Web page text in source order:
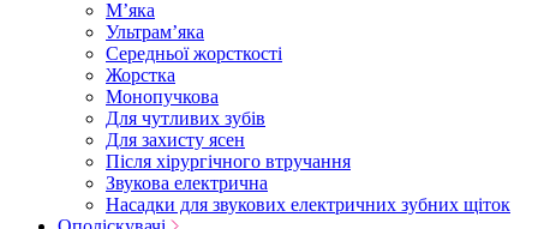
Мʼяка
Ультрамʼяка
Середньої жорсткості
Жорстка
Монопучкова
Для чутливих зубів
Для захисту ясен
Після хірургічного втручання
Звукова електрична
Насадки для звукових електричних зубних щіток